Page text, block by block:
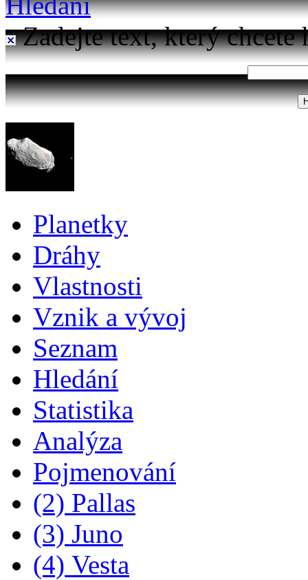
Zadejte text, který chcete
Planetky
Dráhy
Vlastnosti
Vznik a vývoj
Seznam
Hledání
Statistika
Analýza
Pojmenování
(2) Pallas
(3) Juno
(4) Vesta